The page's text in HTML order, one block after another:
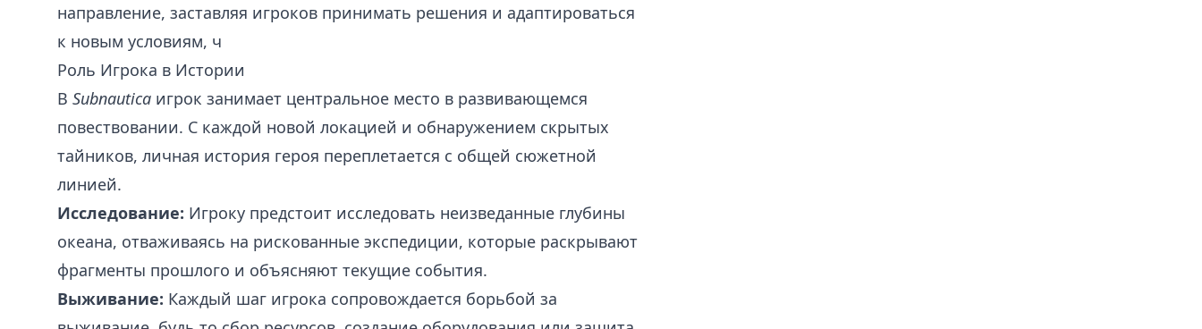
направление, заставляя игроков принимать решения и адаптироваться
к новым условиям, ч
Роль Игрока в Истории
В Subnautica игрок занимает центральное место в развивающемся
повествовании. С каждой новой локацией и обнаружением скрытых
тайников, личная история героя переплетается с общей сюжетной
линией.
Исследование: Игроку предстоит исследовать неизведанные глубины
океана, отваживаясь на рискованные экспедиции, которые раскрывают
фрагменты прошлого и объясняют текущие события.
Выживание: Каждый шаг игрока сопровождается борьбой за